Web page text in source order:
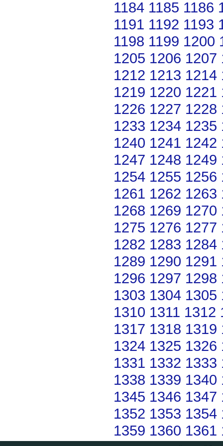
1184 1185 1186
1191 1192 1193
1198 1199 1200
1205 1206 1207
1212 1213 1214
1219 1220 1221
1226 1227 1228
1233 1234 1235
1240 1241 1242
1247 1248 1249
1254 1255 1256
1261 1262 1263
1268 1269 1270
1275 1276 1277
1282 1283 1284
1289 1290 1291
1296 1297 1298
1303 1304 1305
1310 1311 1312
1317 1318 1319
1324 1325 1326
1331 1332 1333
1338 1339 1340
1345 1346 1347
1352 1353 1354
1359 1360 1361